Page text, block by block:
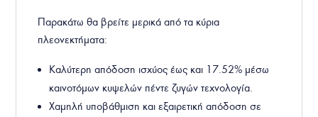
Παρακάτω θα βρείτε μερικά από τα κύρια
πλεονεκτήματα:
Καλύτερηαπόδοση ισχύος έως και 1 7.52% μέσω
καινοτόμων κυψελών πέντε ζυγών τεχνολογία.
Χαμηλή υποβάθμιση και εξαιρετική απόδοση σε